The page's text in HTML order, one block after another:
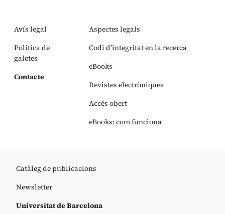
Avís legal
Política de
galetes
Contacte
Aspectes legals
Codi d’integritat en la recerca
eBooks
Revistes electròniques
Accés obert
eBooks: com funciona
Catàleg de publicacions
Newsletter
Universitat de Barcelona